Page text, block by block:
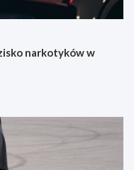
narkotyków w